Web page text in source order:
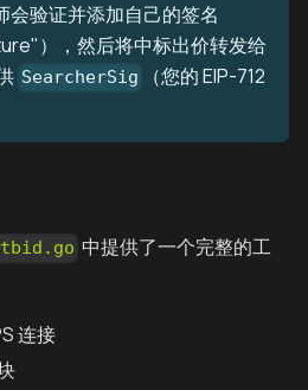
会验证并添加自己的签名
），然后将中标出价转发给
SearcherSig
（您的 EIP-712
中提供了一个完整的工
连接